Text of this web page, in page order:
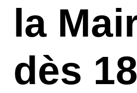
la
dès